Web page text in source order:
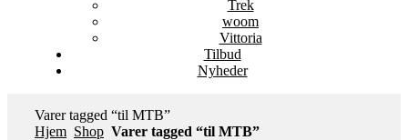
Trek
woom
Vittoria
Tilbud
Nyheder
Varer tagged “til MTB”
Hjem Shop Varer tagged “til MTB”